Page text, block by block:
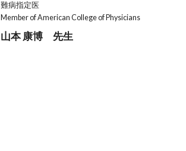
難病指定医
Member of American College of Physicians
山本 康博 先生